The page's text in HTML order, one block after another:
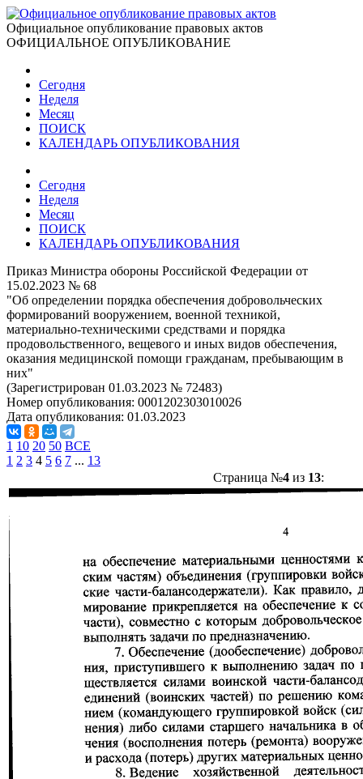
Официальное опубликование правовых актов
ОФИЦИАЛЬНОЕ ОПУБЛИКОВАНИЕ
Сегодня
Неделя
Месяц
ПОИСК
КАЛЕНДАРЬ ОПУБЛИКОВАНИЯ
Сегодня
Неделя
Месяц
ПОИСК
КАЛЕНДАРЬ ОПУБЛИКОВАНИЯ
Приказ Министра обороны Российской Федерации от
15.02.2023 № 68
"Об определении порядка обеспечения добровольческих
формирований вооружением, военной техникой,
материально-техническими средствами и порядка
продовольственного, вещевого и иных видов обеспечения,
оказания медицинской помощи гражданам, пребывающим в
них"
(Зарегистрирован 01.03.2023 № 72483)
Номер опубликования: 0001202303010026
Дата опубликования: 01.03.2023
1 10 20 50 ВСЕ
1 2 3 4 5 6 7 ... 13
Страница №4из 13: